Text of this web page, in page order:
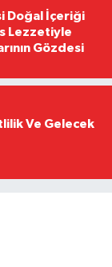
Doğal İçeriği
Lezzetiyle
Gözdesi
Ve Gelecek